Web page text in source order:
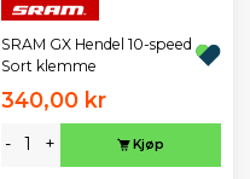
SRAM GX Hendel 10-speed
Sort klemme
340,00 kr
- + Kjøp